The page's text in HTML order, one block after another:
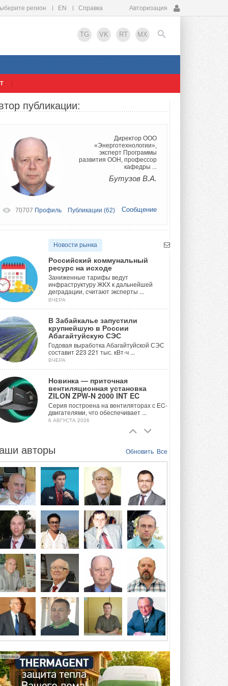
регион EN Справка Авторизация
TG VK RT MX
EN
публикации:
Директор ООО
«Энерготехнологии»,
эксперт Программы
развития ООН, профессор
кафедры ...
Бутузов В.А.
Сообщение
70707 Профиль Публикации (62)
Новости рынка
Российский коммунальный
ресурс на исходе
Заниженные тарифы ведут
инфраструктуру ЖКХ к дальнейшей
деградации, считают эксперты ...
ВЧЕРА
В Забайкалье запустили
крупнейшую в России
Абагайтуйскую СЭС
Годовая выработка Абагайтуйской СЭС
составит 223 221 тыс. кВт-ч ...
ВЧЕРА
Новинка — приточная
вентиляционная установка
ZILON ZPW-N 2000 INT EC
Серия построена на вентиляторах с EC-
двигателями, что обеспечивает ...
6 АВГУСТА 2026
каскадную установку,
объединяющую солнечную и
геотермальную энергию
Природосберегающие технологии ...
6 АВГУСТА 2026
Для Арктики создали
технологию защиты
ветрогенераторов от аварий
Разработка учитывает влияние
мерзлоты, обледенения и снеговых ...
6 АВГУСТА 2026
Гибридный тепловой насос PV/T
с одним общим испарителем
Исследователи предложили
конструкцию двухисточникового ...
5 АВГУСТА 2026
21-й ежегодный форум
«ЦОД-2026»
Мероприятие пройдет 2-3 сентября в
посетит более двух тысяч участников ...
5 АВГУСТА 2026
Китайская Shenling представила
Обновить Все
авторы
Реклама